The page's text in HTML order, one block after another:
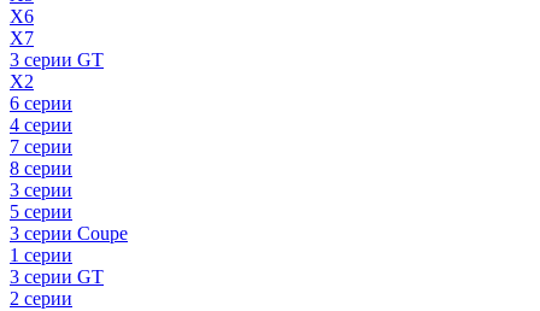
X6
X7
3 серии GT
X2
6 серии
4 серии
7 серии
8 серии
3 серии
5 серии
3 серии Coupe
1 серии
3 серии GT
2 серии